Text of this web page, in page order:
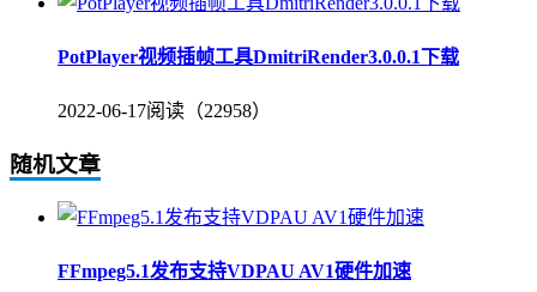
PotPlayer视频插帧工具DmitriRender3.0.0.1下载
2022-06-17阅读（22958）
随机文章
FFmpeg5.1发布支持VDPAU AV1硬件加速